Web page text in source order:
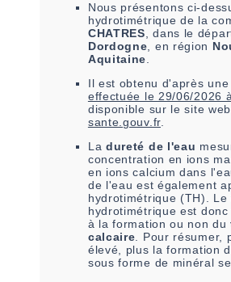
Nous présentons ci-
hydrotimétrique de la
CHATRES , dans le
Dordogne , en région
Aquitaine
Il est obtenu d'après
effectuée le 29/06/2026
disponible sur le site web
sante.gouv.fr.
La dureté de l'eau
concentration en ions
en ions calcium dans
de l'eau est également
hydrotimétrique (TH). Le
hydrotimétrique est
à la formation ou non du
calcaire . Pour résumer,
élevé, plus la formation
sous forme de minéral